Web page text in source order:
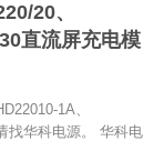
20、
直流屏充电模
1A、
找华科电源。 华科电